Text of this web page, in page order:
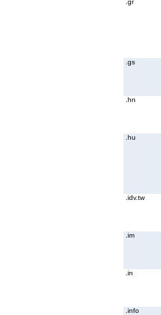
.gr
.gs
.hn
.hu
.idv.tw
.im
.in
.info